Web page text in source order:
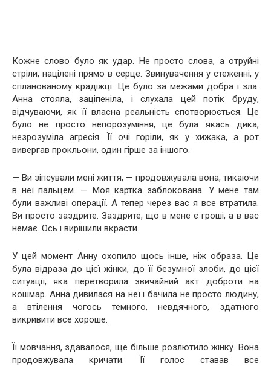
Кожне слово було як удар. Не просто слова, а отруйні
стріли, націлені прямо в серце. Звинувачення у стеженні, у
спланованому крадіжці. Це було за межами добра і зла.
Анна стояла, заціпеніла, і слухала цей потік бруду,
відчуваючи, як її власна реальність спотворюється. Це
було не просто непорозуміння, це була якась дика,
незрозуміла агресія. Її очі горіли, як у хижака, а рот
вивергав прокльони, один гірше за іншого.
— Ви зіпсували мені життя, — продовжувала вона, тикаючи
в неї пальцем. — Моя картка заблокована. У мене там
були важливі операції. А тепер через вас я все втратила.
Ви просто заздрите. Заздрите, що в мене є гроші, а в вас
немає. Ось і вирішили вкрасти.
У цей момент Анну охопило щось інше, ніж образа. Це
була відраза до цієї жінки, до її безумної злоби, до цієї
ситуації, яка перетворила звичайний акт доброти на
кошмар. Анна дивилася на неї і бачила не просто людину,
а втілення чогось темного, невдячного, здатного
викривити все хороше.
Її мовчання, здавалося, ще більше розлютило жінку. Вона
продовжувала кричати. Її голос ставав все